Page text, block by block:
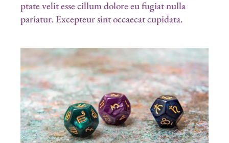
ptate velit esse cillum dolore eu fugiat nulla
pariatur. Excepteur sint occaecat cupidata.